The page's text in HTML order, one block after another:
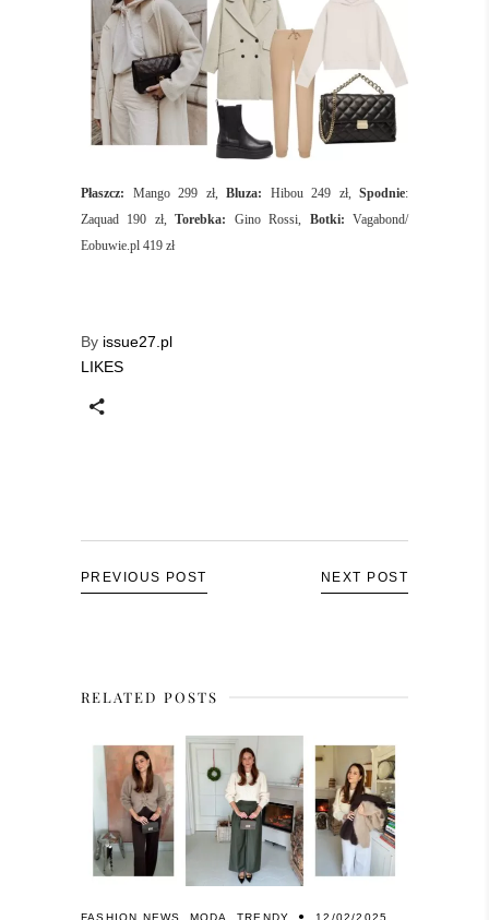
Płaszcz: Mango 299 zł, Bluza: Hibou 249 zł, Spodnie:
Zaquad 190 zł,Torebka: Gino Rossi, Botki: Vagabond/
Eobuwie.pl 419 zł
By issue27.pl
LIKES
PREVIOUS POST NEXT POST
RELATED POSTS
FASHION NEWS MODA ,TRENDY 12/02/2025